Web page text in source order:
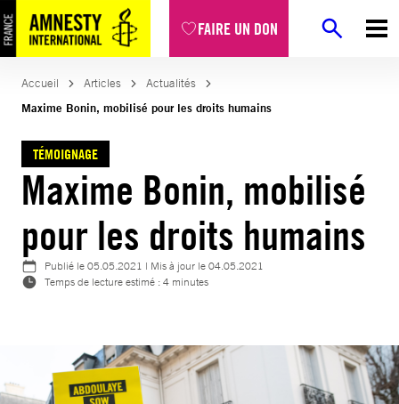
FAIRE UN DON
Aller
au
contenu
Accueil Articles
Actualités
Maxime Bonin, mobilisé pour les droits humains
TÉMOIGNAGE
Maxime Bonin, mobilisé
pour les droits humains
Publié le05.05.2021 | Mis à jour le04.05.2021
Temps de lecture estimé : 4 minutes